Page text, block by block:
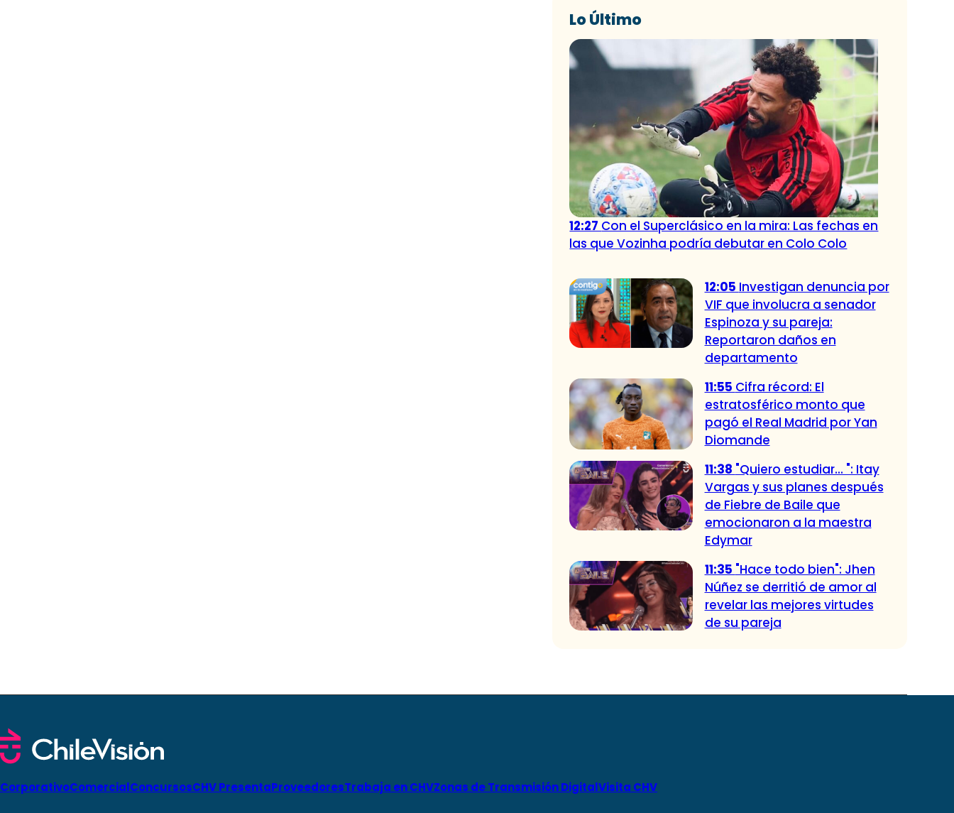
Lo Último
12:27 Con el Superclásico en la mira: Las fechas en
las que Vozinha podría debutar en Colo Colo
12:05 Investigan denuncia por
VIF que involucra a senador
Espinoza y su pareja:
Reportaron daños en
departamento
11:55 Cifra récord: El
estratosférico monto que
pagó el Real Madrid por Yan
Diomande
11:38 "Quiero estudiar... ": Itay
Vargas y sus planes después
de Fiebre de Baile que
emocionaron a la maestra
Edymar
11:35 "Hace todo bien": Jhen
Núñez se derritió de amor al
revelar las mejores virtudes
de su pareja
CorporativoComercialConcursosCHV PresentaProveedoresTrabaja en CHVZonas de Transmisión DigitalVisita CHV